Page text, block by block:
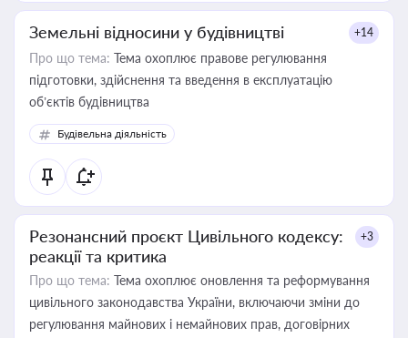
Земельні відносини у будівництві +14
Про що тема: Тема охоплює правове регулювання
підготовки, здійснення та введення в експлуатацію
об’єктів будівництва
Будівельна діяльність
Резонансний проєкт Цивільного кодексу:
реакції та критика
+3
Про що тема: Тема охоплює оновлення та реформування
цивільного законодавства України, включаючи зміни до
регулювання майнових і немайнових прав, договірних